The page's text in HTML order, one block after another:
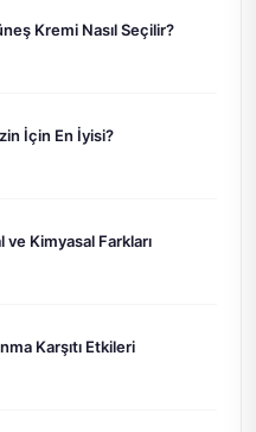
Kremi Nasıl Seçilir?
İçin En İyisi?
Kimyasal Farkları
Karşıtı Etkileri